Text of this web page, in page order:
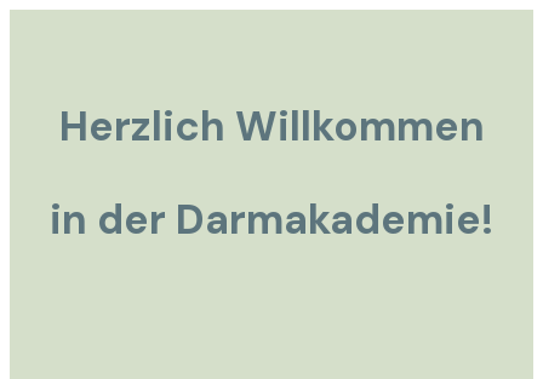
Herzlich Willkommen
in der Darmakademie!